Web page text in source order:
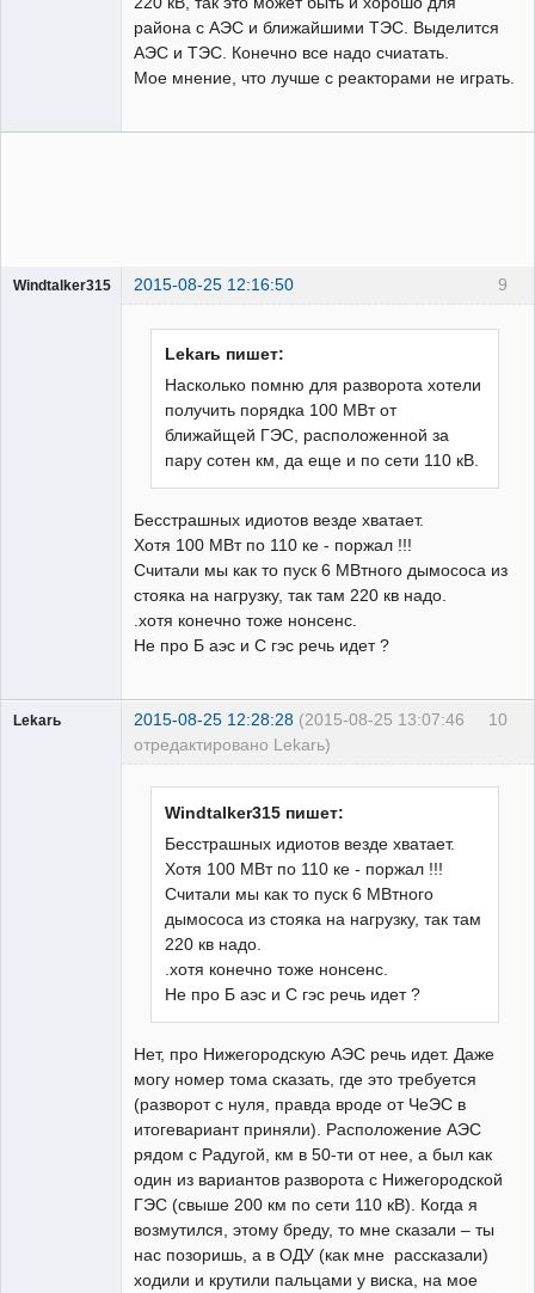
района с АЭС и ближайшими ТЭС. Выделится
АЭС и ТЭС. Конечно все надо счиатать.
Мое мнение, что лучше с реакторами не играть.
9
Windtalker315 2015-08-25 12:16:50
Lekarь пишет:
Насколько помню для разворота хотели
получить порядка 100 МВт от
ближайщей ГЭС, расположенной за
пару сотен км, да еще и по сети 110 кВ.
Бесстрашных идиотов везде хватает.
Хотя 100 МВт по 110 ке - поржал !!!
Считали мы как то пуск 6 МВтного дымососа из
стояка на нагрузку, так там 220 кв надо.
.хотя конечно тоже нонсенс.
Не про Б аэс и С гэс речь идет ?
10
Lekarь 2015-08-25 12:28:28 (2015-08-25 13:07:46
отредактировано Lekarь)
Windtalker315 пишет:
Бесстрашных идиотов везде хватает.
Хотя 100 МВт по 110 ке - поржал !!!
Считали мы как то пуск 6 МВтного
дымососа из стояка на нагрузку, так там
220 кв надо.
.хотя конечно тоже нонсенс.
Не про Б аэс и С гэс речь идет ?
Нет, про Нижегородскую АЭС речь идет. Даже
могу номер тома сказать, где это требуется
(разворот с нуля, правда вроде от ЧеЭС в
итогевариант приняли). Расположение АЭС
рядом с Радугой, км в 50-ти от нее, а был как
один из вариантов разворота с Нижегородской
ГЭС (свыше 200 км по сети 110 кВ). Когда я
возмутился, этому бреду, то мне сказали – ты
нас позоришь, а в ОДУ (как мне рассказали)
ходили и крутили пальцами у виска, на мое